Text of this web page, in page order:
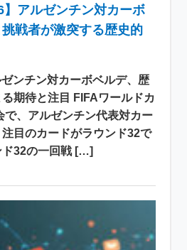
】アルゼンチン対カーボ
戦者が激突する歴史的
ゼンチン対カーボベルデ、歴
期待と注目 FIFAワールドカ
で、アルゼンチン代表対カー
目のカードがラウンド32で
ド32の一回戦 […]